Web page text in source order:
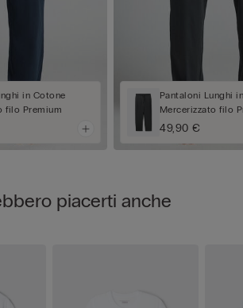
in Cotone
filo Premium
Pantaloni Lunghi
Mercerizzato filo
49,90 €
piacerti anche